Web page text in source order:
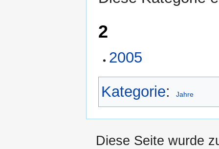
2
2005
Kategorie: Jahre
Diese Seite wurde